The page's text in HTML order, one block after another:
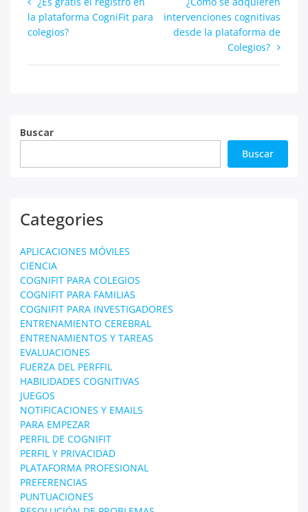
Navegación
de
la plataforma CogniFit para
colegios?
intervenciones cognitivas
desde la plataforma de
Colegios?
Buscar
Buscar
Categories
APLICACIONES MÓVILES
CIENCIA
COGNIFIT PARA COLEGIOS
COGNIFIT PARA FAMILIAS
COGNIFIT PARA INVESTIGADORES
ENTRENAMIENTO CEREBRAL
ENTRENAMIENTOS Y TAREAS
EVALUACIONES
FUERZA DEL PERFFIL
HABILIDADES COGNITIVAS
JUEGOS
NOTIFICACIONES Y EMAILS
PARA EMPEZAR
PERFIL DE COGNIFIT
PERFIL Y PRIVACIDAD
PLATAFORMA PROFESIONAL
PREFERENCIAS
PUNTUACIONES